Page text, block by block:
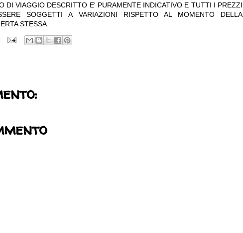
DI VIAGGIO DESCRITTO E' PURAMENTE INDICATIVO E TUTTI I PREZZI
SOGGETTI A VARIAZIONI RISPETTO AL MOMENTO DELLA
STESSA.